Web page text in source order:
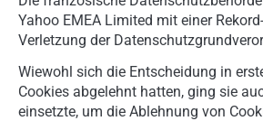
Yahoo EMEA Limited mit einer
Verletzung der
Wiewohl sich die Entscheidung in
Cookies abgelehnt hatten, ging sie
einsetzte, um die Ablehnung von